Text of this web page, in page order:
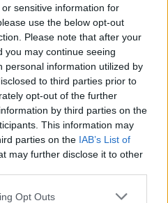
sensitive information for
use the below opt-out
Please note that after your
you may continue seeing
personal information utilized by
to third parties prior to
opt-out of the further
by third parties on the
This information may
parties on the IAB’s List of
may further disclose it to other
Opt Outs
ΔΕΥΑΚ): Στην
υπάρξουν αυξήσεις